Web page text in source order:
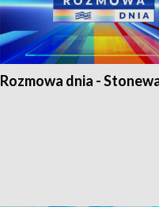
Rozmowa dnia -